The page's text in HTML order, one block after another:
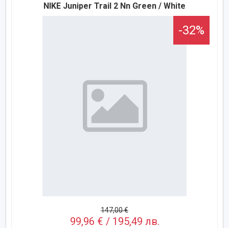
NIKE Juniper Trail 2 Nn Green / White
-32%
147,00 €
99,96 € / 195,49 лв.